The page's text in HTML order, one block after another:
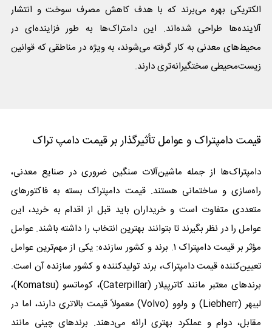
الکتریکی بهره می‌برند که با هدف کاهش مصرف سوخت و انتشار
آلاینده‌ها طراحی شده‌اند. این دامتراک‌ها به طور فزاینده‌ای در
محیط‌های معدنی به کار گرفته می‌شوند، به ویژه در مناطقی که قوانین
زیست‌محیطی سختگیرانه‌تری دارند.
قیمت دامپتراک و عوامل تأثیرگذار بر قیمت دامپ تراک
دامپتراک‌ها از جمله ماشین‌آلات سنگین ضروری در صنایع معدنی،
راه‌سازی و ساختمانی هستند. قیمت دامپتراک بسته به فاکتورهای
متعددی متفاوت است و خریداران باید قبل از اقدام به خرید، این
عوامل را در نظر بگیرند تا بتوانند بهترین انتخاب را داشته باشند. عوامل
مؤثر بر قیمت دامپتراک ۱. برند و کشور سازنده: یکی از مهم‌ترین عوامل
تعیین‌کننده قیمت دامپتراک، برند تولیدکننده و کشور سازنده آن است.
برندهای معتبر مانند کاترپیلار (Caterpillar)، کوماتسو (Komatsu)،
لیبهر (Liebherr) و ولوو (Volvo) معمولاً قیمت بالاتری دارند، اما در
مقابل، دوام و عملکرد بهتری ارائه می‌دهند. برندهای چینی مانند